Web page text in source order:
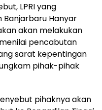
LPRI yang
Banjarbaru Hanyar
akan melakukan
pencabutan
sarat kepentingan
pihak-pihak
pihaknya akan